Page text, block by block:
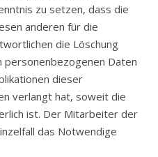
zu setzen, dass die
anderen für die
die Löschung
personenbezogenen Daten
dieser
verlangt hat, soweit die
ist. Der Mitarbeiter der
das Notwendige